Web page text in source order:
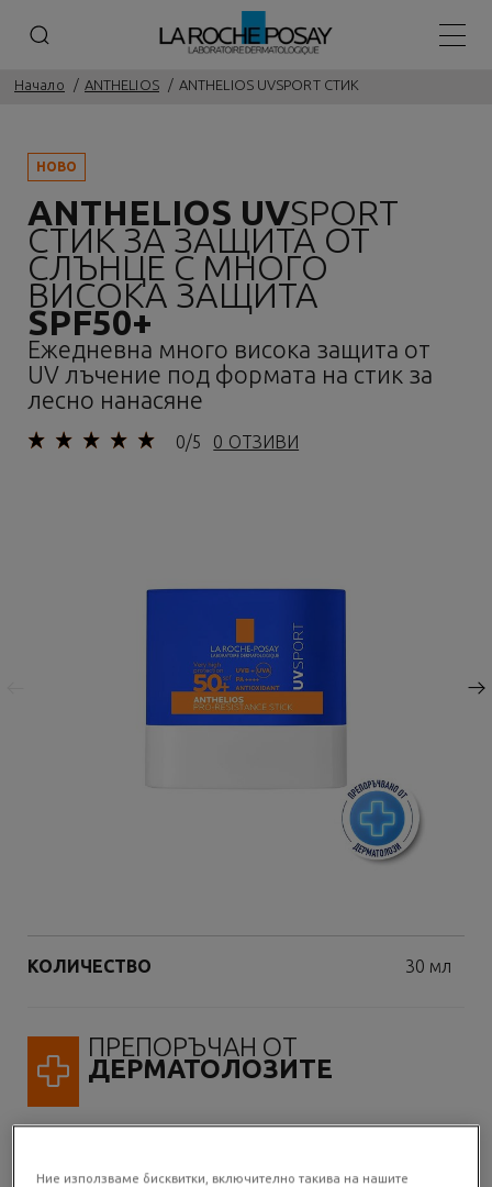
Начало ANTHELIOS ANTHELIOS UVSPORT СТИК
НОВО
ANTHELIOS UVSPORT
СТИК ЗА ЗАЩИТА ОТ
СЛЪНЦЕ С МНОГО
ВИСОКА ЗАЩИТА
SPF50+
Ежедневна много висока защита от
UV лъчение под формата на стик за
лесно нанасяне
0/5 0 ОТЗИВИ
Следваща страница
КОЛИЧЕСТВО Volume
30 мл
ПРЕПОРЪЧАН ОТ
ДЕРМАТОЛОЗИТЕ
Ние използваме бисквитки, включително такива на нашите